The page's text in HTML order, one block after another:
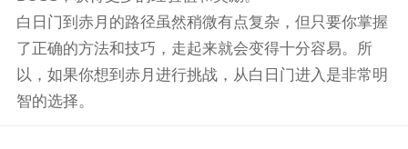
白日门到赤月的路径虽然稍微有点复杂，但只要你掌握
了正确的方法和技巧，走起来就会变得十分容易。所
以，如果你想到赤月进行挑战，从白日门进入是非常明
智的选择。